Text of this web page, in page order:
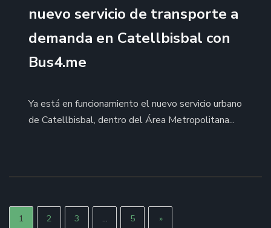
nuevo servicio de transporte a
demanda en Catellbisbal con
Bus4.me
Ya está en funcionamiento el nuevo servicio urbano
de Catellbisbal, dentro del Área Metropolitana...
Paginación
1 2 3 … 5 »